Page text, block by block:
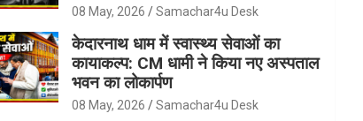
08 May, 2026 Samachar4u Desk
केदारनाथ धाम में स्वास्थ्य सेवाओं का
कायाकल्प: CM धामी ने किया नए अस्पताल
भवन का लोकार्पण
08 May, 2026 Samachar4u Desk